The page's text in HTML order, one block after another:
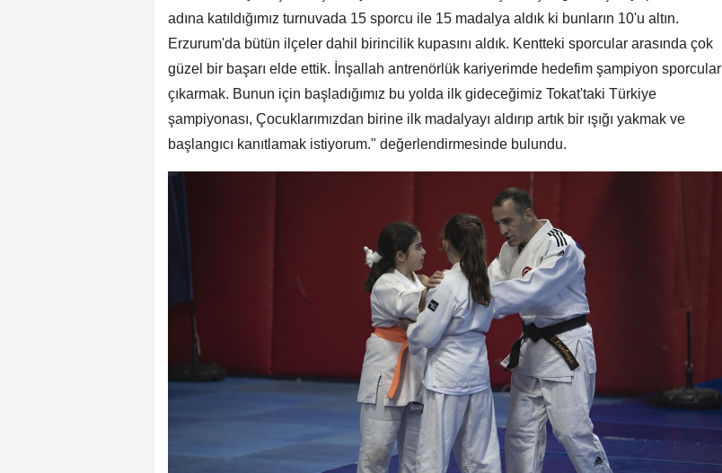
adına katıldığımız turnuvada 15 sporcu ile 15 madalya aldık ki bunların 10'u altın.
Erzurum'da bütün ilçeler dahil birincilik kupasını aldık. Kentteki sporcular arasında çok
güzel bir başarı elde ettik. İnşallah antrenörlük kariyerimde hedefim şampiyon sporcular
çıkarmak. Bunun için başladığımız bu yolda ilk gideceğimiz Tokat'taki Türkiye
şampiyonası, Çocuklarımızdan birine ilk madalyayı aldırıp artık bir ışığı yakmak ve
başlangıcı kanıtlamak istiyorum." değerlendirmesinde bulundu.